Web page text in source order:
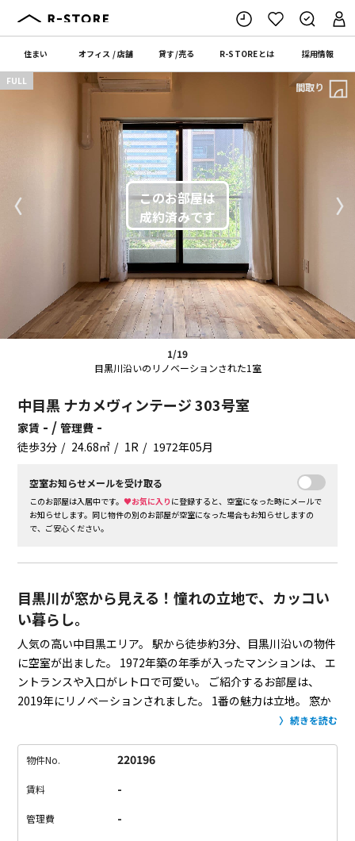
住まい オフィス /店舗 貸す/売る R-STOREとは 採用情報
1/19
目黒川沿いのリノベーションされた1室
〈 〉
FULL 間取り
中目黒 ナカメヴィンテージ 303号室
家賃 - /管理費 -
徒歩3分 24.68㎡ 1R 1972年05月
空室お知らせメールを受け取る
このお部屋は入居中です。♥お気に入り に登録すると、空室になった時にメールで
お知らせします。同じ物件の別のお部屋が空室になった場合もお知らせしますの
で、ご安心ください。
目黒川が窓から見える！憧れの立地で、カッコい
い暮らし。
人気の高い中目黒エリア。 駅から徒歩約3分、目黒川沿いの物件
に空室が出ました。
1972年築の年季が入ったマンションは、 エ
ントランスや入口がレトロで可愛い。
ご紹介するお部屋は、
2019年にリノベーションされました。
1番の魅力は立地。
窓か
レンガ調の壁や、味のあ
ィンテージ感のある空間が2つ目の魅力。
るのでキレイな状態です。
点が。駅から近いので電車の音が結構聞こえます。
続きを読む
物件No. 220196
賃料 -
管理費 -